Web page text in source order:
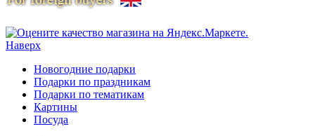
Наверх
Новогодние подарки
Подарки по праздникам
Подарки по тематикам
Картины
Посуда